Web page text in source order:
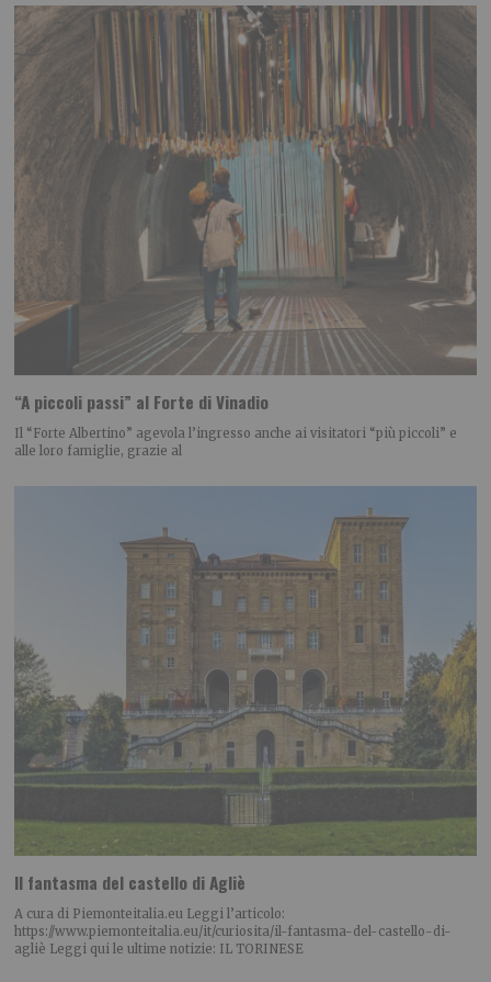
“A piccoli passi” al Forte di Vinadio
Il “Forte Albertino” agevola l’ingresso anche ai visitatori “più piccoli” e
alle loro famiglie, grazie al
Il fantasma del castello di Agliè
A cura di Piemonteitalia.eu Leggi l’articolo:
https://www.piemonteitalia.eu/it/curiosita/il-fantasma-del-castello-di-
agliè Leggi qui le ultime notizie: IL TORINESE